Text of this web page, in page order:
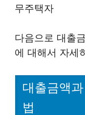
무주택자
다음으로 대출
에 대해서 자세
대출금액
법